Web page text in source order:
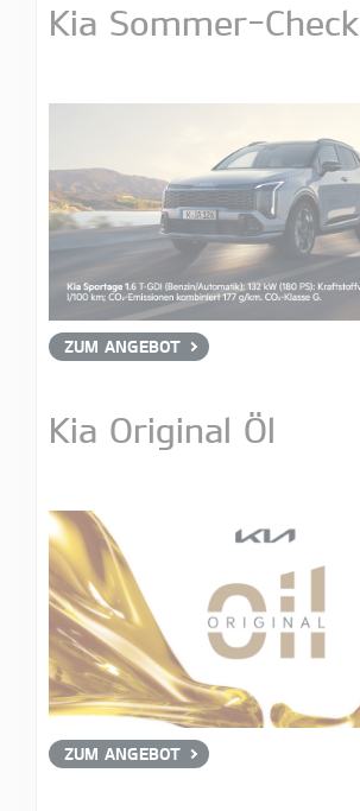
Kia Sommer-Check
ZUM ANGEBOT
Kia Original Öl
ZUM ANGEBOT